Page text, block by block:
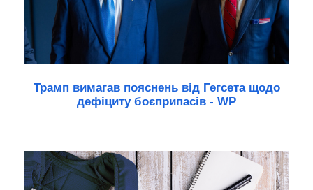
Трамп вимагав пояснень від Гегсета щодо
дефіциту боєприпасів - WP